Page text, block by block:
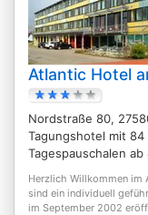
Atlantic Hotel
Nordstraße 80,
Tagungshotel mit 84
Tagespauschalen
Herzlich Willkommen im
sind ein individuell
im September 2002